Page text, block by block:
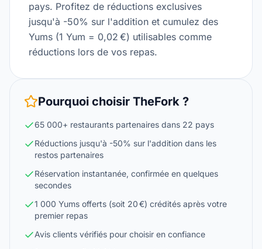
pays. Profitez de réductions exclusives
jusqu'à -50% sur l'addition et cumulez des
Yums (1 Yum = 0,02 €) utilisables comme
réductions lors de vos repas.
Pourquoi choisir TheFork ?
65 000+ restaurants partenaires dans 22 pays
Réductions jusqu'à -50% sur l'addition dans les
restos partenaires
Réservation instantanée, confirmée en quelques
secondes
1 000 Yums offerts (soit 20 €) crédités après votre
premier repas
Avis clients vérifiés pour choisir en confiance